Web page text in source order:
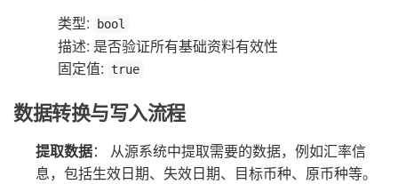
类型:
bool
描述: 是否验证所有基础资料有效性
固定值: true
数据转换与写入流程
提取数据： 从源系统中提取需要的数据，例如汇率信
息，包括生效日期、失效日期、目标币种、原币种等。